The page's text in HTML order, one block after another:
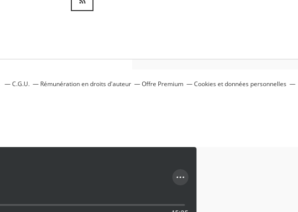
C.G.U. Rémunération en droits d'auteur Offre Premium
Cookies et données personnelles